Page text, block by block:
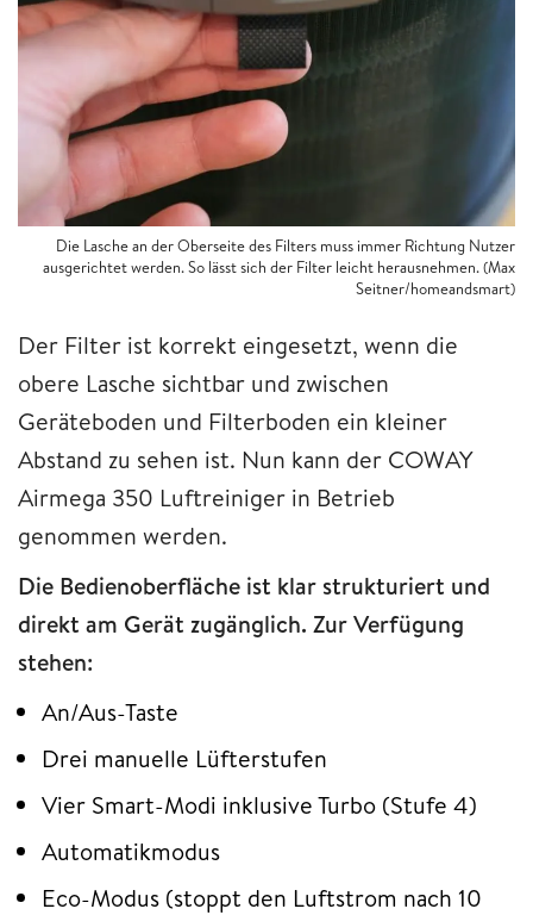
Die Lasche an der Oberseite des Filters muss immer Richtung Nutzer
ausgerichtet werden. So lässt sich der Filter leicht herausnehmen. (Max
Seitner/homeandsmart)
Der Filter ist korrekt eingesetzt, wenn die
obere Lasche sichtbar und zwischen
Geräteboden und Filterboden ein kleiner
Abstand zu sehen ist. Nun kann der COWAY
Airmega 350 Luftreiniger in Betrieb
genommen werden.
Die Bedienoberfläche ist klar strukturiert und
direkt am Gerät zugänglich. Zur Verfügung
stehen:
An/Aus-Taste
Drei manuelle Lüfterstufen
Vier Smart-Modi inklusive Turbo (Stufe 4)
Automatikmodus
Eco-Modus (stoppt den Luftstrom nach 10